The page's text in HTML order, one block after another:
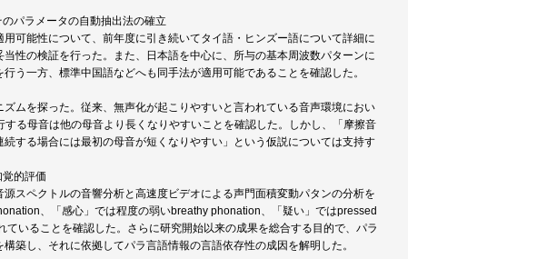
パラメータの自動抽出法の確立
可能性について、前年度に引き続いてタイ語・ヒンズー語について詳細に
性の検証を行った。また、日本語を中心に、所与の基本周波数パターンに
う一方、標準中国語などへも同手法が適用可能であることを確認した。
ムを探った。従来、無声化が起こりやすいと言われている音声環境におい
る母音は他の母音より長くなりやすいことを確認した。しかし、「摩擦音
する場合には最初の母音が短くなりやすい」という仮説については支持す
的評価
スペクトルの音響分析と高速度ビデオによる声門面積変動パタンの分析を
、「感心」では程度の弱いbreathy phonation、「疑い」ではpressed
いることを確認した。さらに研究開始以来の成果を総合する目的で、パラ
築し、それに依拠してパラ言語情報の言語依存性の成因を解明した。